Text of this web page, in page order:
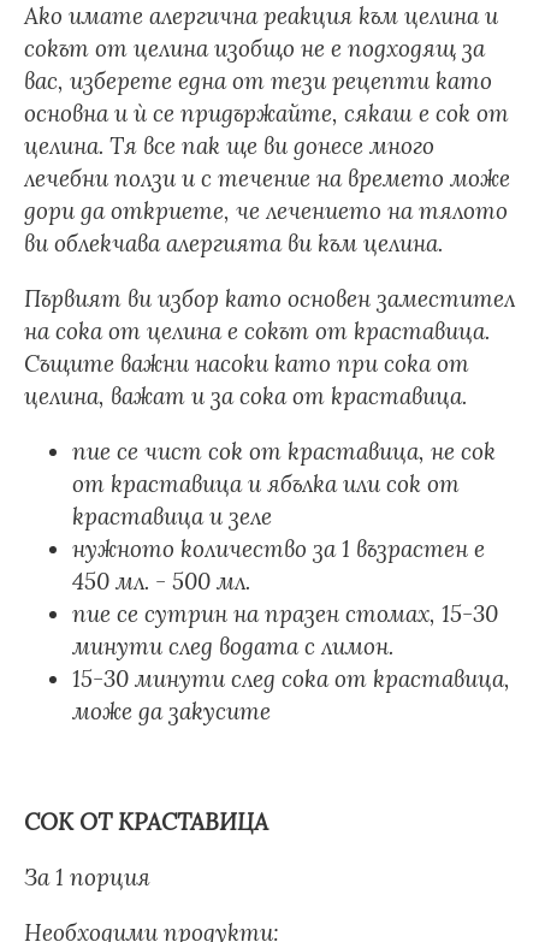
Ако имате алергична реакция към целина и
сокът от целина изобщо не е подходящ за
вас, изберете една от тези рецепти като
основна и ѝ се придържайте, сякаш е сок от
целина. Тя все пак ще ви донесе много
лечебни ползи и с течение на времето може
дори да откриете, че лечението на тялото
ви облекчава алергията ви към целина.
Първият ви избор като основен заместител
на сока от целина е сокът от краставица.
Същите важни насоки като при сока от
целина, важат и за сока от краставица.
пие се чист сок от краставица, не сок
от краставица и ябълка или сок от
краставица и зеле
нужното количество за 1 възрастен е
450 мл. - 500 мл.
пие се сутрин на празен стомах, 15-30
минути след водата с лимон.
15-30 минути след сока от краставица,
може да закусите
СОК ОТ КРАСТАВИЦА
За 1 порция
Необходими продукти: